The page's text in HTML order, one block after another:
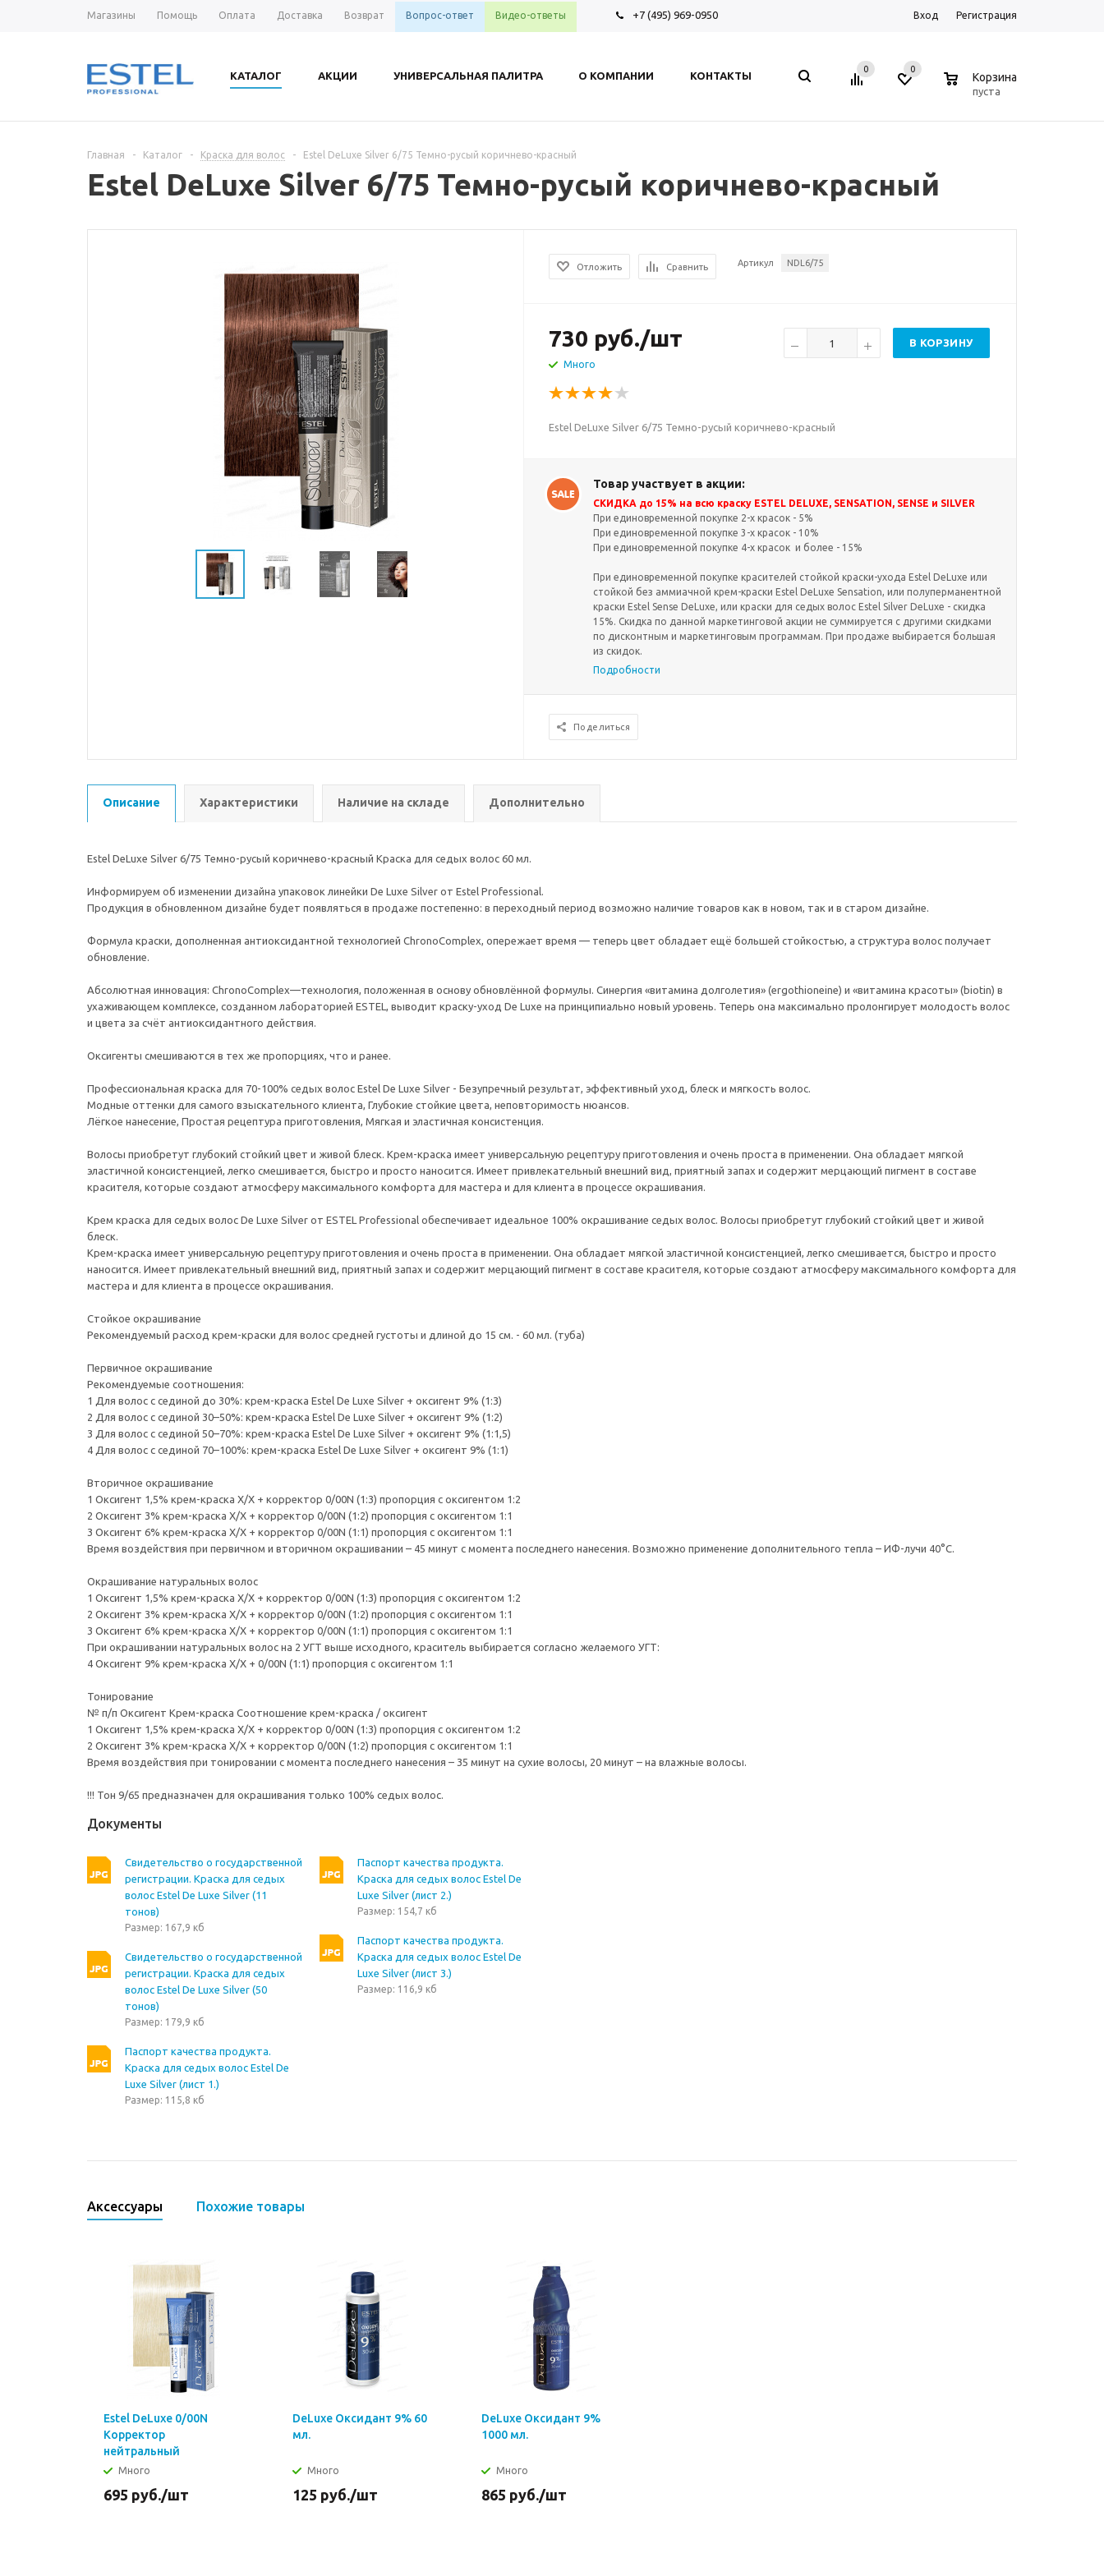
Магазины Помощь Оплата Доставка Возврат Вопрос-ответ Видео-ответы +7 (495) 969-0950 Вход Регистрация
КАТАЛОГ АКЦИИ УНИВЕРСАЛЬНАЯ ПАЛИТРА О КОМПАНИИ КОНТАКТЫ
0 0
Корзина
пуста
Главная - Каталог - Краска для волос - Estel DeLuxe Silver 6/75 Темно-русый коричнево-красный
Estel DeLuxe Silver 6/75 Темно-русый коричнево-красный
Отложить Сравнить Артикул NDL6/75
730 руб./шт
Много
В КОРЗИНУ
Estel DeLuxe Silver 6/75 Темно-русый коричнево-красный
Товар участвует в акции:
СКИДКА до 15% на всю краску ESTEL DELUXE, SENSATION, SENSE и SILVER
При единовременной покупке 2-х красок - 5%
При единовременной покупке 3-х красок - 10%
При единовременной покупке 4-х красок и более - 15%
При единовременной покупке красителей стойкой краски-ухода Estel DeLuxe или
стойкой без аммиачной крем-краски Estel DeLuxe Sensation, или полуперманентной
краски Estel Sense DeLuxe, или краски для седых волос Estel Silver DeLuxe - скидка
15%. Скидка по данной маркетинговой акции не суммируется с другими скидками
по дисконтным и маркетинговым программам. При продаже выбирается большая
из скидок.
Подробности
Поделиться
Описание Характеристики Наличие на складе Дополнительно
Estel DeLuxe Silver 6/75 Темно-русый коричнево-красный Краска для седых волос 60 мл.
Информируем об изменении дизайна упаковок линейки De Luxe Silver от Estel Professional.
Продукция в обновленном дизайне будет появляться в продаже постепенно: в переходный период возможно наличие товаров как в новом, так и в старом дизайне.
Формула краски, дополненная антиоксидантной технологией ChronoComplex, опережает время — теперь цвет обладает ещё большей стойкостью, а структура волос получает
обновление.
Абсолютная инновация: ChronoComplex—технология, положенная в основу обновлённой формулы. Синергия «витамина долголетия» (ergothioneine) и «витамина красоты» (biotin) в
ухаживающем комплексе, созданном лабораторией ESTEL, выводит краску-уход De Luxe на принципиально новый уровень. Теперь она максимально пролонгирует молодость волос
и цвета за счёт антиоксидантного действия.
Оксигенты смешиваются в тех же пропорциях, что и ранее.
Профессиональная краска для 70-100% седых волос Estel De Luxe Silver - Безупречный результат, эффективный уход, блеск и мягкость волос.
Модные оттенки для самого взыскательного клиента, Глубокие стойкие цвета, неповторимость нюансов.
Лёгкое нанесение, Простая рецептура приготовления, Мягкая и эластичная консистенция.
Волосы приобретут глубокий стойкий цвет и живой блеск. Крем-краска имеет универсальную рецептуру приготовления и очень проста в применении. Она обладает мягкой
эластичной консистенцией, легко смешивается, быстро и просто наносится. Имеет привлекательный внешний вид, приятный запах и содержит мерцающий пигмент в составе
красителя, которые создают атмосферу максимального комфорта для мастера и для клиента в процессе окрашивания.
Крем краска для седых волос De Luxe Silver от ESTEL Professional обеспечивает идеальное 100% окрашивание седых волос. Волосы приобретут глубокий стойкий цвет и живой
блеск.
Крем-краска имеет универсальную рецептуру приготовления и очень проста в применении. Она обладает мягкой эластичной консистенцией, легко смешивается, быстро и просто
наносится. Имеет привлекательный внешний вид, приятный запах и содержит мерцающий пигмент в составе красителя, которые создают атмосферу максимального комфорта для
мастера и для клиента в процессе окрашивания.
Стойкое окрашивание
Рекомендуемый расход крем-краски для волос средней густоты и длиной до 15 см. - 60 мл. (туба)
Первичное окрашивание
Рекомендуемые соотношения:
1 Для волос с сединой до 30%: крем-краска Estel De Luxe Silver + оксигент 9% (1:3)
2 Для волос с сединой 30–50%: крем-краска Estel De Luxe Silver + оксигент 9% (1:2)
3 Для волос с сединой 50–70%: крем-краска Estel De Luxe Silver + оксигент 9% (1:1,5)
4 Для волос с сединой 70–100%: крем-краска Estel De Luxe Silver + оксигент 9% (1:1)
Вторичное окрашивание
1 Оксигент 1,5% крем-краска Х/Х + корректор 0/00N (1:3) пропорция с оксигентом 1:2
2 Оксигент 3% крем-краска Х/Х + корректор 0/00N (1:2) пропорция с оксигентом 1:1
3 Оксигент 6% крем-краска Х/Х + корректор 0/00N (1:1) пропорция с оксигентом 1:1
Время воздействия при первичном и вторичном окрашивании – 45 минут с момента последнего нанесения. Возможно применение дополнительного тепла – ИФ-лучи 40°С.
Окрашивание натуральных волос
1 Оксигент 1,5% крем-краска Х/Х + корректор 0/00N (1:3) пропорция с оксигентом 1:2
2 Оксигент 3% крем-краска Х/Х + корректор 0/00N (1:2) пропорция с оксигентом 1:1
3 Оксигент 6% крем-краска Х/Х + корректор 0/00N (1:1) пропорция с оксигентом 1:1
При окрашивании натуральных волос на 2 УГТ выше исходного, краситель выбирается согласно желаемого УГТ:
4 Оксигент 9% крем-краска Х/Х + 0/00N (1:1) пропорция с оксигентом 1:1
Тонирование
№ п/п Оксигент Крем-краска Соотношение крем-краска / оксигент
1 Оксигент 1,5% крем-краска Х/Х + корректор 0/00N (1:3) пропорция с оксигентом 1:2
2 Оксигент 3% крем-краска Х/Х + корректор 0/00N (1:2) пропорция с оксигентом 1:1
Время воздействия при тонировании с момента последнего нанесения – 35 минут на сухие волосы, 20 минут – на влажные волосы.
!!! Тон 9/65 предназначен для окрашивания только 100% седых волос.
Документы
Свидетельство о государственной
регистрации. Краска для седых
волос Estel De Luxe Silver (11
тонов)
Размер: 167,9 кб
Свидетельство о государственной
регистрации. Краска для седых
волос Estel De Luxe Silver (50
тонов)
Размер: 179,9 кб
Паспорт качества продукта.
Краска для седых волос Estel De
Luxe Silver (лист 1.)
Размер: 115,8 кб
Паспорт качества продукта.
Краска для седых волос Estel De
Luxe Silver (лист 2.)
Размер: 154,7 кб
Паспорт качества продукта.
Краска для седых волос Estel De
Luxe Silver (лист 3.)
Размер: 116,9 кб
Аксессуары Похожие товары
Estel DeLuxe 0/00N
Корректор
нейтральный
Много
695 руб./шт
DeLuxe Оксидант 9% 60
мл.
Много
125 руб./шт
DeLuxe Оксидант 9%
1000 мл.
Много
865 руб./шт